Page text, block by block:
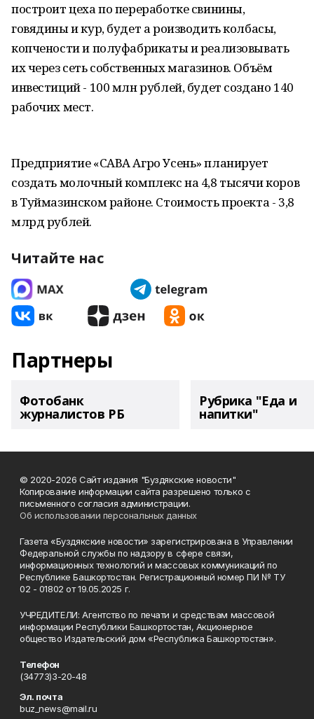
построит цеха по переработке свинины,
говядины и кур, будет а роизводить колбасы,
копчености и полуфабрикаты и реализовывать
их через сеть собственных магазинов. Объём
инвестиций - 100 млн рублей, будет создано 140
рабочих мест.
Предприятие «САВА Агро Усень» планирует
создать молочный комплекс на 4,8 тысячи коров
в Туймазинском районе. Стоимость проекта - 3,8
млрд рублей.
Читайте нас
Партнеры
Фотобанк
журналистов РБ
Рубрика "Еда и
напитки"
© 2020-2026 Сайт издания "Буздякские новости"
Копирование информации сайта разрешено только с
письменного согласия администрации.
Об использовании персональных данных
Газета «Буздякские новости» зарегистрирована в Управлении
Федеральной службы по надзору в сфере связи,
информационных технологий и массовых коммуникаций по
Республике Башкортостан. Регистрационный номер ПИ № ТУ
02 - 01802 от 19.05.2025 г.
УЧРЕДИТЕЛИ: Агентство по печати и средствам массовой
информации Республики Башкортостан, Акционерное
общество Издательский дом «Республика Башкортостан».
Телефон
(34773)3-20-48
Эл. почта
buz_news@mail.ru